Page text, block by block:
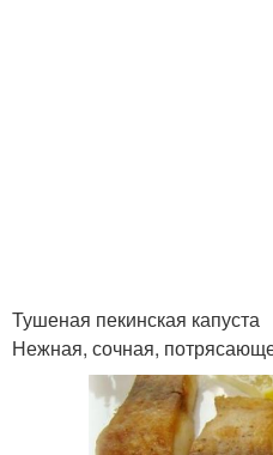
Тушеная пекинская капуста
Нежная, сочная,